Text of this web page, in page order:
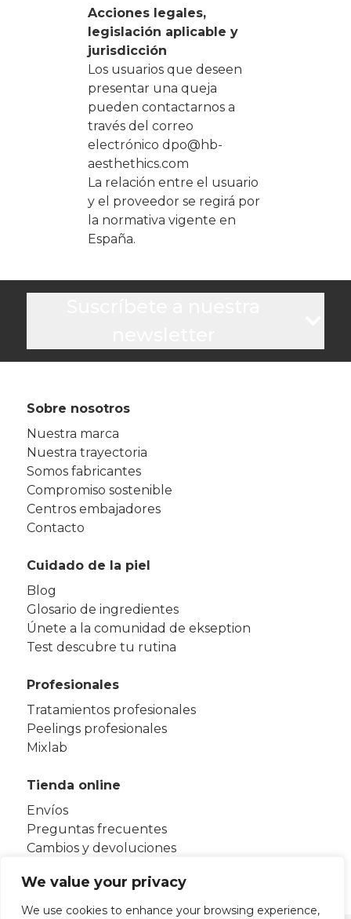
We value your privacy
We use cookies to enhance your browsing experience,
Acciones legales,
legislación aplicable y
jurisdicción
Los usuarios que deseen
presentar una queja
pueden contactarnos a
través del correo
electrónico dpo@hb-
aesthethics.com
La relación entre el usuario
y el proveedor se regirá por
la normativa vigente en
España.
Sobre nosotros
Nuestra marca
Nuestra trayectoria
Somos fabricantes
Compromiso sostenible
Centros embajadores
Contacto
Cuidado de la piel
Blog
Glosario de ingredientes
Únete a la comunidad de ekseption
Test descubre tu rutina
Profesionales
Tratamientos profesionales
Peelings profesionales
Mixlab
Tienda online
Envíos
Preguntas frecuentes
Cambios y devoluciones